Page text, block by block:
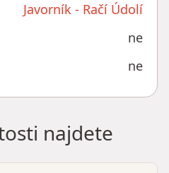
Javorník - Račí Údolí
ne
ne
najdete